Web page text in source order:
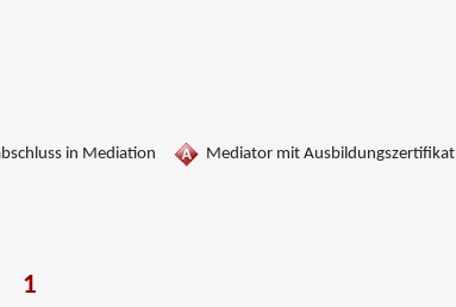
in Mediation
Mediator mit Ausbildungszertifikat
1